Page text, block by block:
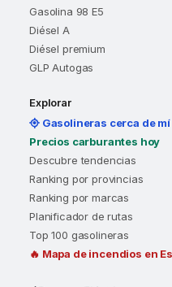
Gasolina 98 E5
Diésel A
Diésel premium
GLP Autogas
Explorar
Gasolineras cerca de mí
Precios carburantes hoy
Descubre tendencias
Ranking por provincias
Ranking por marcas
Planificador de rutas
Top 100 gasolineras
🔥 Mapa de incendios en